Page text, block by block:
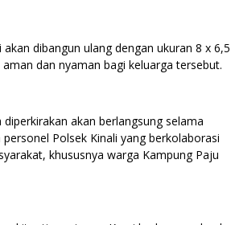
dibangun ulang dengan ukuran 8 x 6,5
dan nyaman bagi keluarga tersebut.
akan berlangsung selama
Polsek Kinali yang berkolaborasi
khususnya warga Kampung Paju